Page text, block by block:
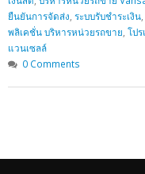
ยืนยันการจัดส่ง ระบบรับชำระเงิน
พลิเคชั่น บริหารหน่วยรถขาย โป
แวนเซลล์
0 Comments